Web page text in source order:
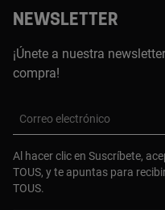
NEWSLETTER
¡Únete a nuestra
compra!
Correo electrónico
Al hacer clic en Suscríbete,
TOUS, y te apuntas para
TOUS.